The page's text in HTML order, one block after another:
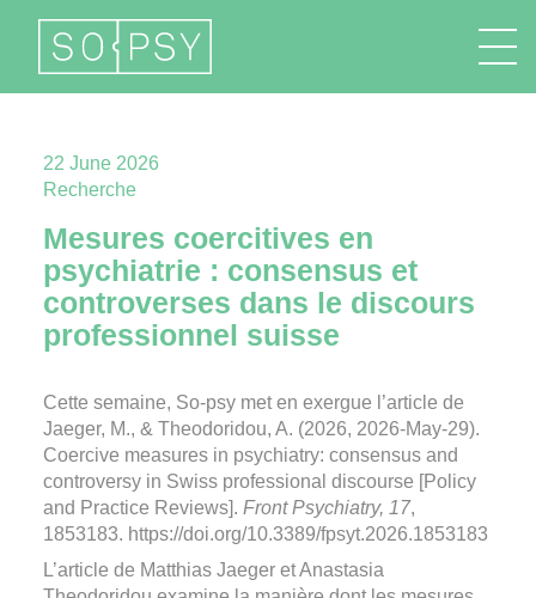
FR EN IT
22 June 2026
Recherche
Mesures coercitives en
psychiatrie : consensus et
controverses dans le discours
professionnel suisse
Cette semaine, So-psy met en exergue l’article de
Jaeger, M., & Theodoridou, A. (2026, 2026-May-29).
Coercive measures in psychiatry: consensus and
controversy in Swiss professional discourse [Policy
and Practice Reviews]. Front Psychiatry, 17,
1853183. https://doi.org/10.3389/fpsyt.2026.1853183
L’article de Matthias Jaeger et Anastasia